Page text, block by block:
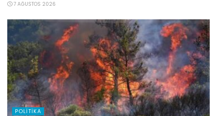
7 AĞUSTOS 2026
POLITIKA